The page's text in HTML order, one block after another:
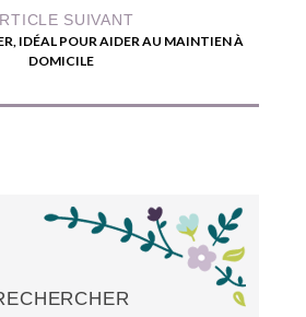
SUIVANT
IDÉAL POUR AIDER AU MAINTIEN À
DOMICILE